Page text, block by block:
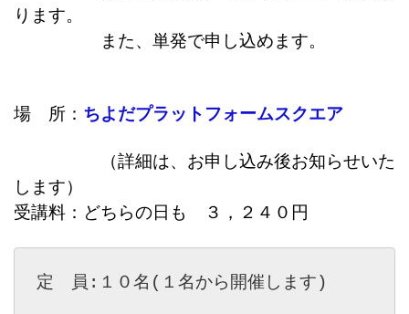
ります。
また、単発で申し込めます。
場 所： ちよだプラットフォームスクエア
（詳細は、お申し込み後お知らせいた
します）
受講料：どちらの日も ３，２４０円
定　員:１０名(１名から開催します)